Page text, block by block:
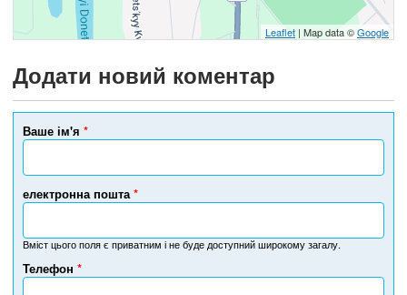
Leaflet | Map data ©Google
Додати новий коментар
Ваше ім'я *
електронна пошта *
Вміст цього поля є приватним і не буде доступний широкому загалу.
Телефон *
Н